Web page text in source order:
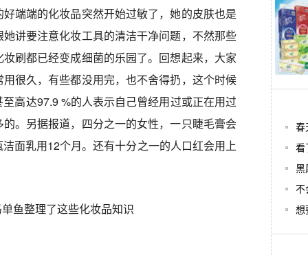
端端的化妆品突然开始过敏了，她的皮肤也是
讲要注意化妆工具的清洁干净问题，不然那些
刷都已经变成细菌的乐园了。回想起来，大家
很久，有些都没用完，也不舍得扔，这个时候
高达97.9 %的人表示自己曾经用过或正在用过
。另据报道，四分之一的女性，一只睫毛膏会
面乳用12个月。还有十分之一的人口红会用上
春
看
黑
不
想